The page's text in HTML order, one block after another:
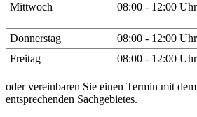
Mittwoch 08:00 - 12:00 Uhr
Donnerstag 08:00 - 12:00 Uhr
Freitag
08:00 - 12:00 Uhr
oder vereinbaren Sie einen Termin mit
entsprechenden Sachgebietes.